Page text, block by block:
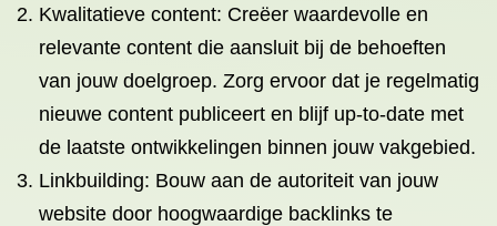
Kwalitatieve content: Creëer waardevolle en
relevante content die aansluit bij de behoeften
van jouw doelgroep. Zorg ervoor dat je regelmatig
nieuwe content publiceert en blijf up-to-date met
de laatste ontwikkelingen binnen jouw vakgebied.
Linkbuilding: Bouw aan de autoriteit van jouw
website door hoogwaardige backlinks te